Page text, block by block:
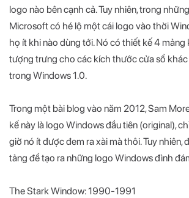
logo nào bên cạnh cả. Tuy nhiên, trong
Microsoft có hé lộ một cái logo vào thời
họ ít khi nào dùng tới. Nó có thiết kế 4 mảng
tượng trưng cho các kích thước cửa sổ khác
trong Windows 1.0.
Trong một bài blog vào năm 2012, Sam
kế này là logo Windows đầu tiên (original),
giờ nó ít được đem ra xài mà thôi. Tuy nhiên,
tảng để tạo ra những logo Windows đình
The Stark Window: 1990-1991